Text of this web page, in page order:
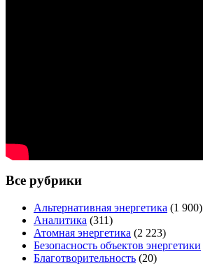
Все рубрики
Альтернативная энергетика (1 900)
Аналитика (311)
Атомная энергетика (2 223)
Безопасность объектов энергетики
Благотворительность (20)